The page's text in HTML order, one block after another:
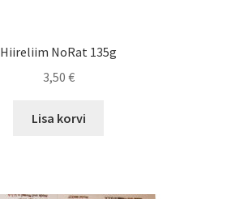
Hiireliim NoRat 135g
3,50 €
Lisa korvi